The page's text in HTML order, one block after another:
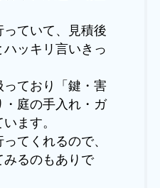
ていて、見積後
ッキリ言いきっ
ており「鍵・害
庭の手入れ・ガ
ます。
てくれるので、
るのもありで